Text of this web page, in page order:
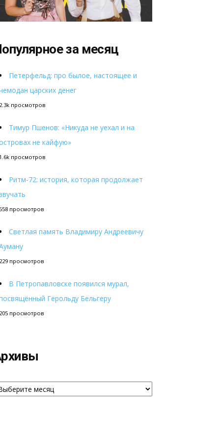
за месяц
Петерфельд: про былое, настоящее и
царских денег
просмотров
Тимур Пшенов: «Никуда не уехал и на
не кайфую»
просмотров
Ритм-72: история, которая продолжает
просмотров
Светлая память Владимиру Андреевичу
просмотров
В Петропавловске появился мурал,
Герольду Бельгеру
просмотров